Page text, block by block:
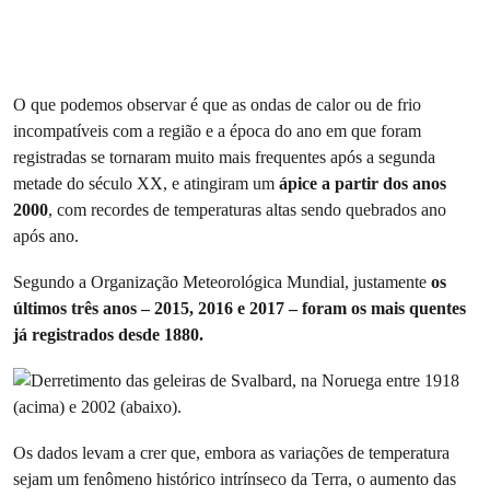
O que podemos observar é que as ondas de calor ou de frio
incompatíveis com a região e a época do ano em que foram
registradas se tornaram muito mais frequentes após a segunda
metade do século XX, e atingiram um ápice a partir dos anos
2000, com recordes de temperaturas altas sendo quebrados ano
após ano.
Segundo a Organização Meteorológica Mundial, justamente os
últimos três anos – 2015, 2016 e 2017 – foram os mais quentes
já registrados desde 1880.
Os dados levam a crer que, embora as variações de temperatura
sejam um fenômeno histórico intrínseco da Terra, o aumento das